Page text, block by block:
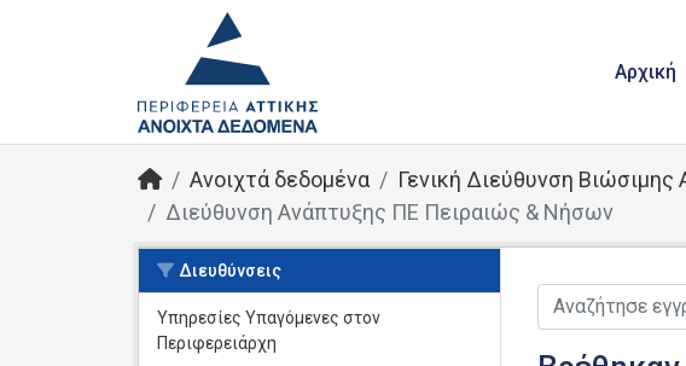
Αρχική
Ανοιχτά δεδομένα
Γενική Διεύθυνση
Διεύθυνση Ανάπτυξης ΠΕ Πειραιώς & Νήσων
Διευθύνσεις
Υπηρεσίες Yπαγόμενες στον
Περιφερειάρχη